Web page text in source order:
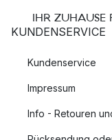
IHR ZUHAUSE
KUNDENSERVICE
Kundenservice
Impressum
Info - Retouren